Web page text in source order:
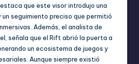
que este visor introdujo una
seguimiento preciso que permitió
Además, el analista de
señala que el Rift abrió la puerta a
un ecosistema de juegos y
Aunque siempre existió